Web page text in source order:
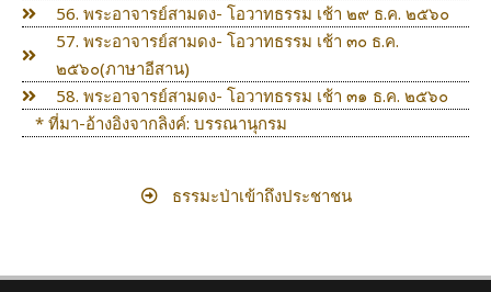
56. พระอาจารย์สามดง- โอวาทธรรม เช้า ๒๙ ธ.ค. ๒๕๖๐
57. พระอาจารย์สามดง- โอวาทธรรม เช้า ๓๐ ธ.ค.
๒๕๖๐(ภาษาอีสาน)
58. พระอาจารย์สามดง- โอวาทธรรม เช้า ๓๑ ธ.ค. ๒๕๖๐
* ที่มา-อ้างอิงจากลิงค์: บรรณานุกรม
ธรรมะป่าเข้าถึงประชาชน